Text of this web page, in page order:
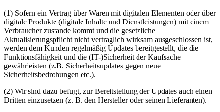
(1) Sofern ein Vertrag über Waren mit digitalen Elementen oder über
digitale Produkte (digitale Inhalte und Dienstleistungen) mit einem
Verbraucher zustande kommt und die gesetzliche
Aktualisierungspflicht nicht vertraglich wirksam ausgeschlossen ist,
werden dem Kunden regelmäßig Updates bereitgestellt, die die
Funktionsfähigkeit und die (IT-)Sicherheit der Kaufsache
gewährleisten (z.B. Sicherheitsupdates gegen neue
Sicherheitsbedrohungen etc.).
(2) Wir sind dazu befugt, zur Bereitstellung der Updates auch einen
Dritten einzusetzen (z. B. den Hersteller oder seinen Lieferanten).